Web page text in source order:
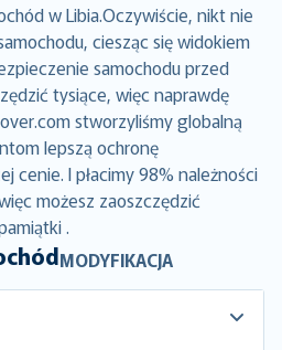
w Libia.Oczywiście, nikt nie
ciesząc się widokiem
samochodu przed
tysiące, więc naprawdę
stworzyliśmy globalną
lepszą ochronę
cenie. I płacimy 98% należności
możesz zaoszczędzić
.
MODYFIKACJA